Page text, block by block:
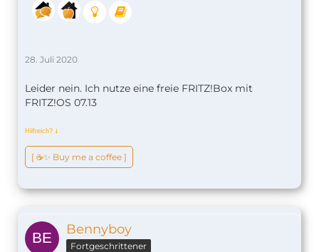
28. Juli 2020
Leider nein. Ich nutze eine freie FRITZ!Box mit
FRITZ!OS 07.13
Hilfreich? ↆ
[ ☕️✨ Buy me a coffee ]
Bennyboy
Fortgeschrittener